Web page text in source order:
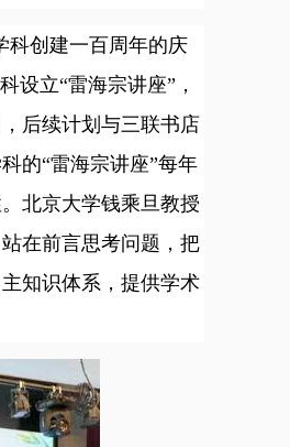
创建一百周年的庆
设立“雷海宗讲座”，
后续计划与三联书店
的“雷海宗讲座”每年
北京大学钱乘旦教授
在前言思考问题，把
知识体系，提供学术